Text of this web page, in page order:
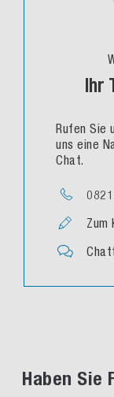
Ihr
Rufen Sie
uns eine
Chat.
Zum
Haben Sie